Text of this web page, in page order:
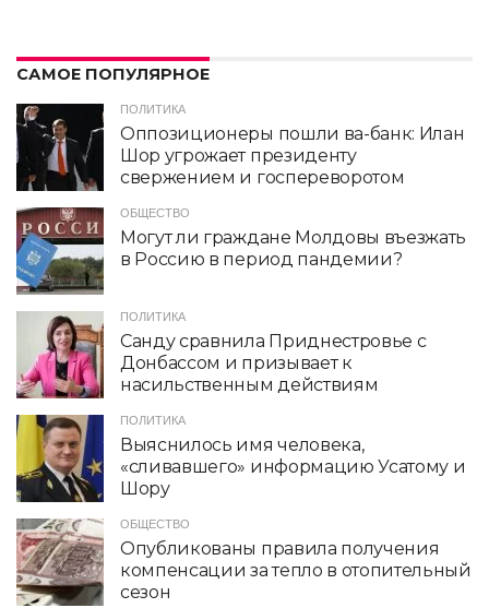
САМОЕ ПОПУЛЯРНОЕ
ПОЛИТИКА
Оппозиционеры пошли ва-банк: Илан
Шор угрожает президенту
свержением и госпереворотом
ОБЩЕСТВО
Могут ли граждане Молдовы въезжать
в Россию в период пандемии?
ПОЛИТИКА
Санду сравнила Приднестровье с
Донбассом и призывает к
насильственным действиям
ПОЛИТИКА
Выяснилось имя человека,
«сливавшего» информацию Усатому и
Шору
ОБЩЕСТВО
Опубликованы правила получения
компенсации за тепло в отопительный
сезон